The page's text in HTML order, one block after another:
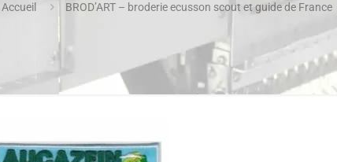
Accueil BROD’ART – broderie ecusson scout et guide de France